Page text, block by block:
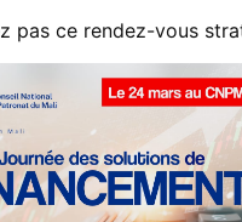
pas ce rendez-vous